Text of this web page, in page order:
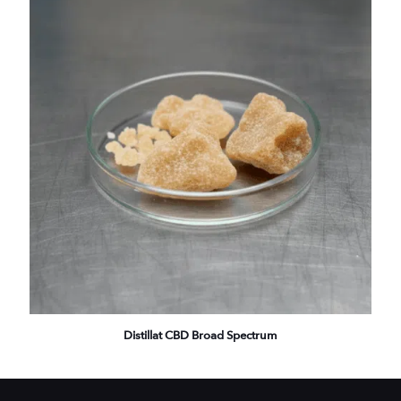
Distillat CBD Broad Spectrum